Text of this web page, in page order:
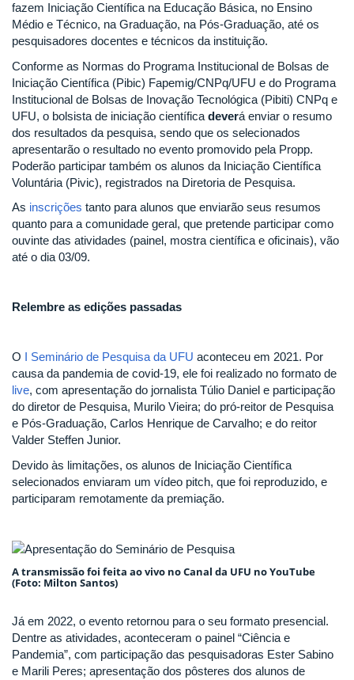
fazem Iniciação Científica na Educação Básica, no Ensino
Médio e Técnico, na Graduação, na Pós-Graduação, até os
pesquisadores docentes e técnicos da instituição.
Conforme as Normas do Programa Institucional de Bolsas de
Iniciação Científica (Pibic) Fapemig/CNPq/UFU e do Programa
Institucional de Bolsas de Inovação Tecnológica (Pibiti) CNPq e
UFU, o bolsista de iniciação científica deverá enviar o resumo
dos resultados da pesquisa, sendo que os selecionados
apresentarão o resultado no evento promovido pela Propp.
Poderão participar também os alunos da Iniciação Científica
Voluntária (Pivic), registrados na Diretoria de Pesquisa.
As inscrições tanto para alunos que enviarão seus resumos
quanto para a comunidade geral, que pretende participar como
ouvinte das atividades (painel, mostra científica e oficinais), vão
até o dia 03/09.
Relembre as edições passadas
O I Seminário de Pesquisa da UFU aconteceu em 2021. Por
causa da pandemia de covid-19, ele foi realizado no formato de
live, com apresentação do jornalista Túlio Daniel e participação
do diretor de Pesquisa, Murilo Vieira; do pró-reitor de Pesquisa
e Pós-Graduação, Carlos Henrique de Carvalho; e do reitor
Valder Steffen Junior.
Devido às limitações, os alunos de Iniciação Científica
selecionados enviaram um vídeo pitch, que foi reproduzido, e
participaram remotamente da premiação.
A transmissão foi feita ao vivo no Canal da UFU no YouTube
(Foto: Milton Santos)
Já em 2022, o evento retornou para o seu formato presencial.
Dentre as atividades, aconteceram o painel “Ciência e
Pandemia”, com participação das pesquisadoras Ester Sabino
e Marili Peres; apresentação dos pôsteres dos alunos de